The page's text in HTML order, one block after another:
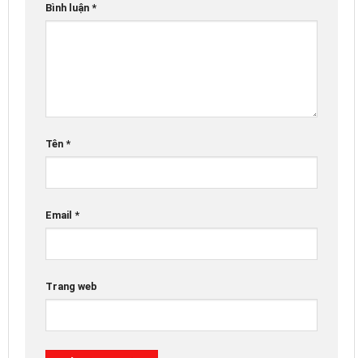
Bình luận *
Tên *
Email *
Trang web